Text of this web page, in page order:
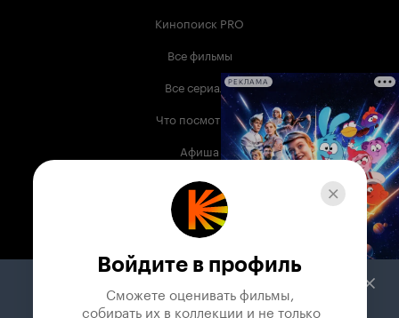
Кинопоиск PRO
Все фильмы
Все сериалы
Что посмотреть
Афиша
Музыка
Телепрограмма
Служба поддержки
РЕКЛАМА
Войдите в профиль
Сможете оценивать фильмы,
собирать их в коллекции и не только